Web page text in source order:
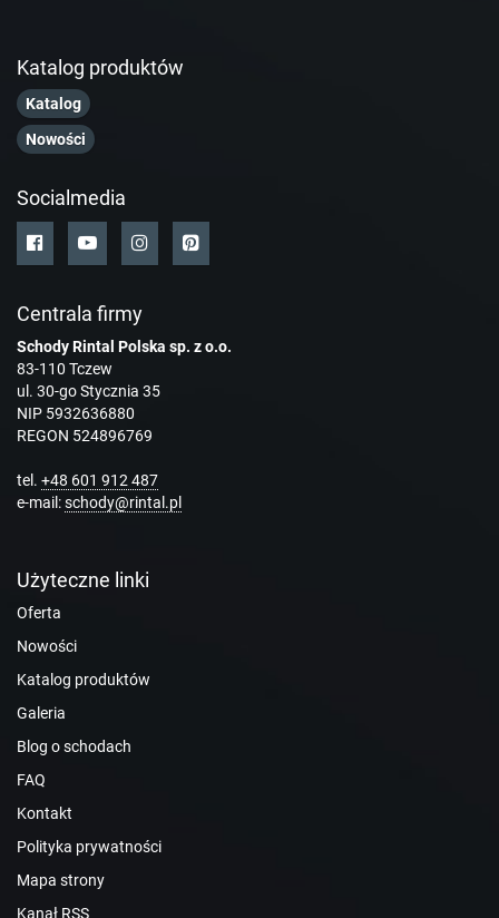
Katalog produktów
Katalog
Nowości
Socialmedia
Centrala firmy
Schody Rintal Polska sp. z o.o.
83-110 Tczew
ul. 30-go Stycznia 35
NIP 5932636880
REGON 524896769
tel. +48 601 912 487
e-mail:schody@rintal.pl
Użyteczne linki
Oferta
Nowości
Katalog produktów
Galeria
Blog o schodach
FAQ
Kontakt
Polityka prywatności
Mapa strony
Kanał RSS